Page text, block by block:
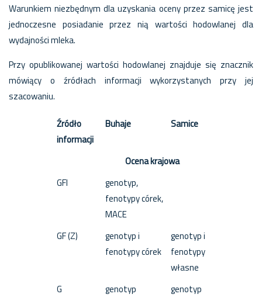
Warunkiem niezbędnym dla uzyskania oceny przez samicę jest
jednoczesne posiadanie przez nią wartości hodowlanej dla
wydajności mleka.
Przy opublikowanej wartości hodowlanej znajduje się znacznik
mówiący o źródłach informacji wykorzystanych przy jej
szacowaniu.
Źródło
informacji
Buhaje Samice
Ocena krajowa
GFI
genotyp,
fenotypy córek,
MACE
GF (Z)
genotyp i
fenotypy córek
genotyp i
fenotypy
własne
G
genotyp
genotyp